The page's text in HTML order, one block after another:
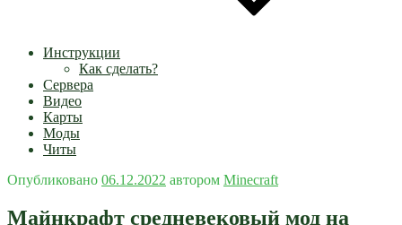
Инструкции
Как сделать?
Сервера
Видео
Карты
Моды
Читы
Опубликовано 06.12.2022 автором Minecraft
Майнкрафт средневековый мод на